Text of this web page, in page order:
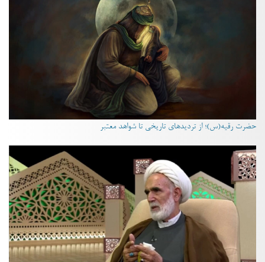
حضرت رقیه(س)؛ از تردیدهای تاریخی تا شواهد معتبر